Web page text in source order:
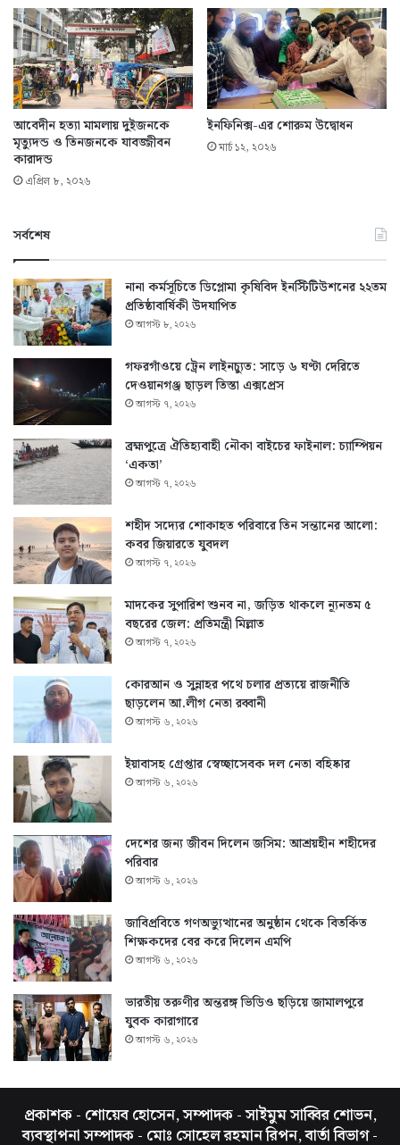
আবেদীন হত্যা মামলায় দুইজনকে
মৃত্যুদন্ড ও তিনজনকে যাবজ্জীবন
কারাদন্ড
এপ্রিল ৮, ২০২৬
ইনফিনিক্স-এর শোরুম উদ্বোধন
মার্চ ১২, ২০২৬
সর্বশেষ
নানা কর্মসূচিতে ডিপ্লোমা কৃষিবিদ ইনস্টিটিউশনের ২২তম
প্রতিষ্ঠাবার্ষিকী উদযাপিত
আগস্ট ৮, ২০২৬
গফরগাঁওয়ে ট্রেন লাইনচ্যুত: সাড়ে ৬ ঘণ্টা দেরিতে
দেওয়ানগঞ্জ ছাড়ল তিস্তা এক্সপ্রেস
আগস্ট ৭, ২০২৬
ব্রহ্মপুত্রে ঐতিহ্যবাহী নৌকা বাইচের ফাইনাল: চ্যাম্পিয়ন
‘একতা’
আগস্ট ৭, ২০২৬
শহীদ সদ্যের শোকাহত পরিবারে তিন সন্তানের আলো:
কবর জিয়ারতে যুবদল
আগস্ট ৭, ২০২৬
মাদকের সুপারিশ শুনব না, জড়িত থাকলে ন্যূনতম ৫
বছরের জেল: প্রতিমন্ত্রী মিল্লাত
আগস্ট ৭, ২০২৬
কোরআন ও সুন্নাহর পথে চলার প্রত্যয়ে রাজনীতি
ছাড়লেন আ.লীগ নেতা রব্বানী
আগস্ট ৬, ২০২৬
ইয়াবাসহ গ্রেপ্তার স্বেচ্ছাসেবক দল নেতা বহিষ্কার
আগস্ট ৬, ২০২৬
দেশের জন্য জীবন দিলেন জসিম: আশ্রয়হীন শহীদের
পরিবার
আগস্ট ৬, ২০২৬
জাবিপ্রবিতে গণঅভ্যুত্থানের অনুষ্ঠান থেকে বিতর্কিত
শিক্ষকদের বের করে দিলেন এমপি
আগস্ট ৬, ২০২৬
ভারতীয় তরুণীর অন্তরঙ্গ ভিডিও ছড়িয়ে জামালপুরে
যুবক কারাগারে
আগস্ট ৬, ২০২৬
প্রকাশক - শোয়েব হোসেন, সম্পাদক - সাইমুম সাব্বির শোভন,
ব্যবস্থাপনা সম্পাদক - মোঃ সোহেল রহমান রিপন, বার্তা বিভাগ -